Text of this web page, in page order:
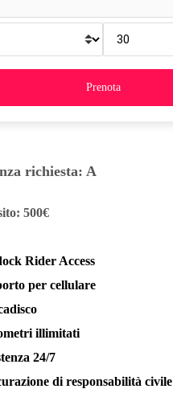
richiesta: A
500€
Rider Access
per cellulare
illimitati
24/7
di responsabilità civile